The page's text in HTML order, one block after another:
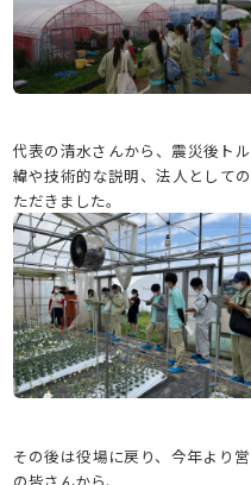
代表の清水さんから、震災後ト
緯や技術的な説明、法人として
ただきました。
その後は役場に戻り、今年より